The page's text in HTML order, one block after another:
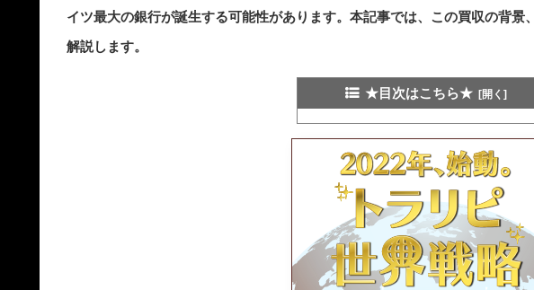
イツ最大の銀行が誕生する可能性があります。本記事では、この買収の背景
解説します。
★目次はこちら★